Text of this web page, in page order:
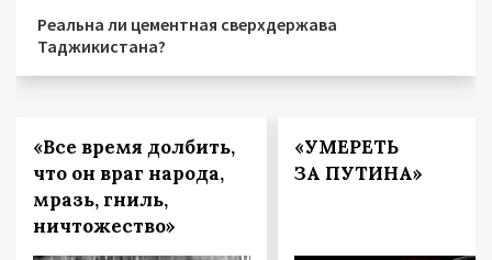
Реальна ли цементная сверхдержава
Таджикистана?
«Все время долбить,
что он враг народа,
мразь, гниль,
ничтожество»
«УМЕРЕТЬ
ЗА ПУТИНА»